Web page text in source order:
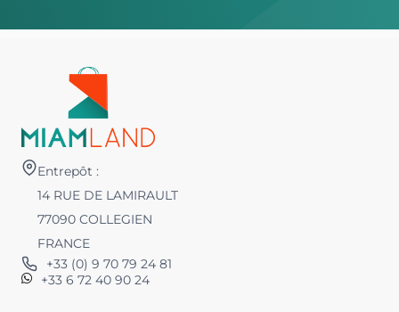
Entrepôt :
14 RUE DE LAMIRAULT
77090 COLLEGIEN
FRANCE
+33 (0) 9 70 79 24 81
+33 6 72 40 90 24